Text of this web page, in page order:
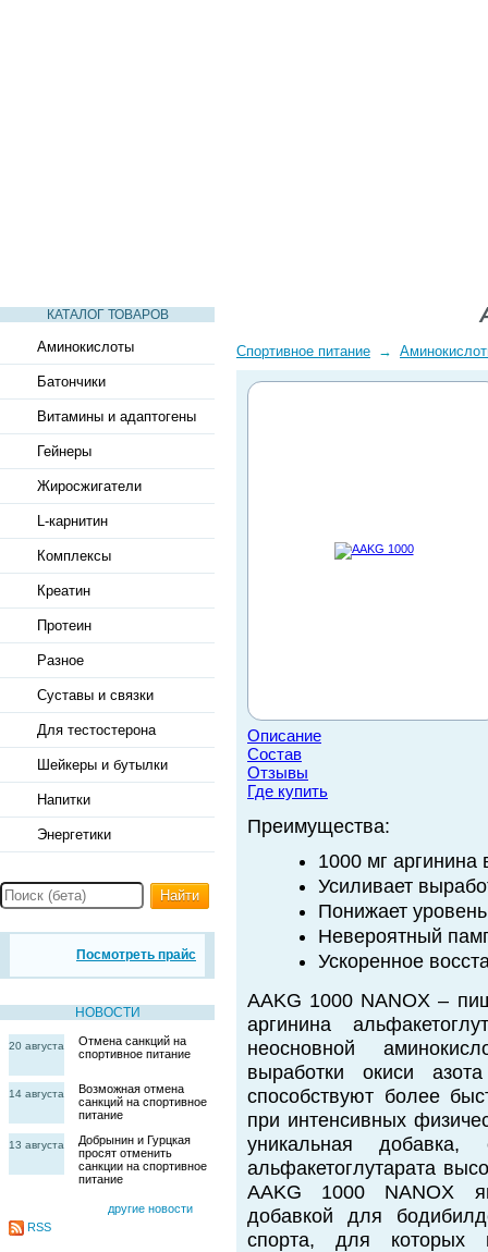
КАТАЛОГ ТОВАРОВ
Аминокислоты
Батончики
Витамины и адаптогены
Гейнеры
Жиросжигатели
L-карнитин
Комплексы
Креатин
Протеин
Разное
Суставы и связки
Для тестостерона
Шейкеры и бутылки
Напитки
Энергетики
Найти
Посмотреть прайс
НОВОСТИ
20 августа
Отмена санкций на
спортивное питание
14 августа
Возможная отмена
санкций на спортивное
питание
13 августа
Добрынин и Гурцкая
просят отменить
санкции на спортивное
питание
другие новости
RSS
Спортивное питание →
Описание
Состав
Отзывы
Где купить
Преимущества:
1000 мг аргинина
Усиливает
Понижает
Невероятный
Ускоренное
AAKG 1000 NANOX –
аргинина
неосновной
выработки окиси
способствуют более
при интенсивных
уникальная
альфакетоглутарата
AAKG 1000 NANOX
добавкой для
спорта, для которых